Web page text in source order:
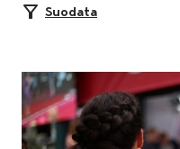
Suodata